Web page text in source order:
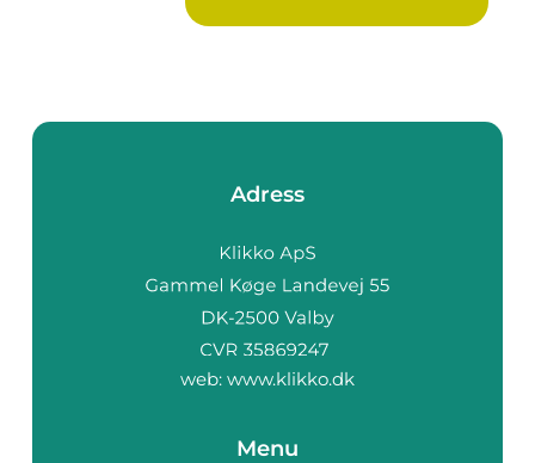
Adress
web: www.klikko.dk
Menu